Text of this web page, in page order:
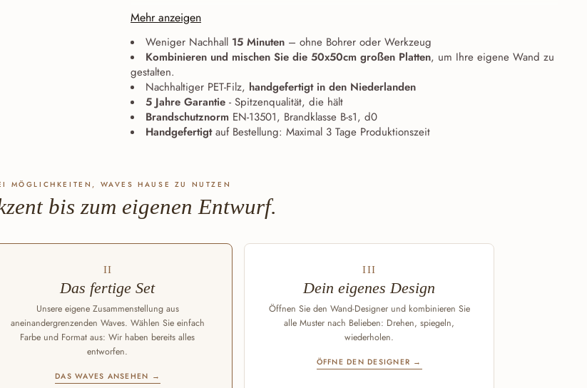
Mehr anzeigen
Durchgehend geschnitten (Baffle Cut), nahtlos miteinander verbindbar.
endet exakt an der Fliesenkante. Dadurch schließen die Fliesen nahtlos aneinander an –
ob gerade verlegt oder gedreht – und wachsen von einem einzelnen Akzent zu einer
großen, durchgehenden, wellenförmigen Wand zusammen. Auch die acht Waves lassen
sich untereinander kombinieren: Die Linien schließen nahtlos aneinander an.
Weniger Nachhall 15 Minuten – ohne Bohrer oder Werkzeug
Kombinieren und mischen Sie die 50x50cm großen Platten, um Ihre eigene Wand zu
gestalten.
Nachhaltiger PET-Filz, handgefertigt in den Niederlanden
5 Jahre Garantie - Spitzenqualität, die hält
Brandschutznorm EN-13501, Brandklasse B-s1, d0
Handgefertigtauf Bestellung: Maximal 3 Tage Produktionszeit
MÖGLICHKEITEN, WAVES HAUSE ZU NUTZEN
bis zum eigenen Entwurf.
II
Das fertige Set
Unsere eigene Zusammenstellung aus
aneinandergrenzenden Waves. Wählen Sie einfach
Farbe und Format aus: Wir haben bereits alles
entworfen.
DAS WAVES ANSEHEN →
III
Dein eigenes Design
Öffnen Sie den Wand-Designer und kombinieren Sie
alle Muster nach Belieben: Drehen, spiegeln,
wiederholen.
ÖFFNE DEN DESIGNER →